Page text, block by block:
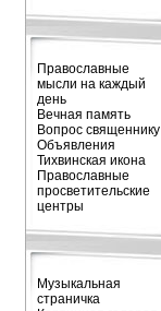
Православные
мысли на каждый
день
Вечная память
Вопрос священнику
Объявления
Тихвинская икона
Православные
просветительские
центры
Музыкальная
страничка